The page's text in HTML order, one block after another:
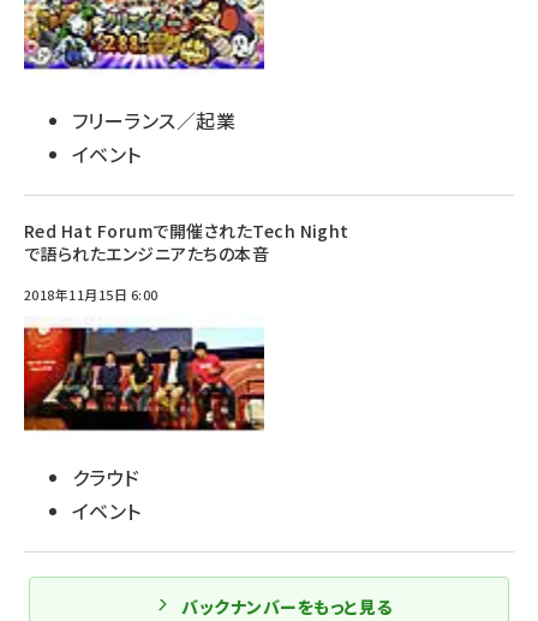
フリーランス／起業
イベント
Red Hat Forumで開催されたTech Night
で語られたエンジニアたちの本音
2018年11月15日 6:00
クラウド
イベント
バックナンバーをもっと見る